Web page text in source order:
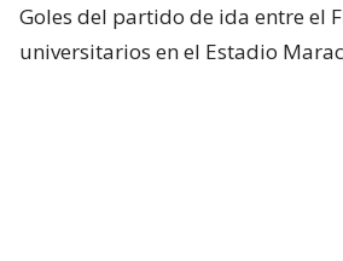
Goles del partido de ida entre el
universitarios en el Estadio